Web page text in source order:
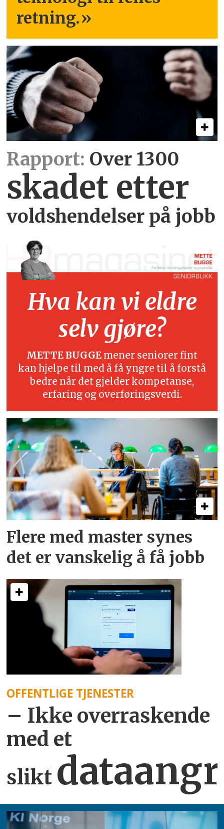
retning.»
Rapport: Over 1300
skadet etter
voldshendelser på jobb
Hva kan vi eldre
selv gjøre?
METTE BUGGE mener seniorer fint
kan hjelpe til med å få yngre til å forstå
bedre når det gjelder kompetanse,
erfaring og overføringsverdi.
Flere med master synes
det er vanskelig å få jobb
OFFENTLIGE TJENESTER
– Ikke overraskende
med et
slikt